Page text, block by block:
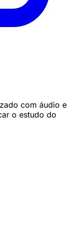
com áudio e
o estudo do